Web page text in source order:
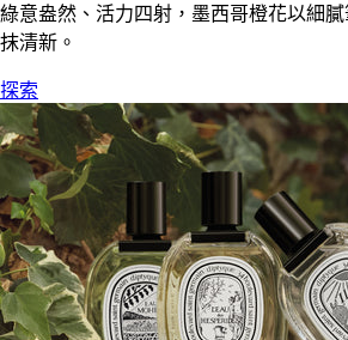
綠意盎然、活力四射，墨西哥橙花以細
抹清新。
探索